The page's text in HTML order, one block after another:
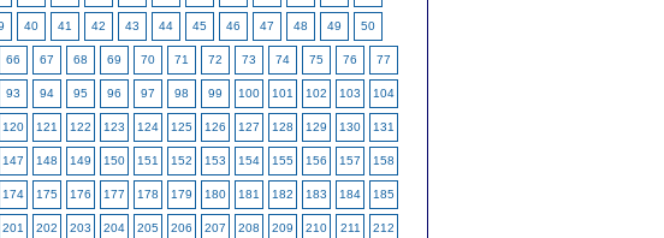
40 41 42 43 44 45 46 47 48 49 50
66 67 68 69 70 71 72 73 74 75 76 77
93 94 95 96 97 98 99 100 101 102 103 104
120 121 122 123 124 125 126 127 128 129 130 131
147 148 149 150 151 152 153 154 155 156 157 158
174 175 176 177 178 179 180 181 182 183 184 185
201 202 203 204 205 206 207 208 209 210 211 212